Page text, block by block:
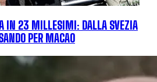
IN 23 MILLESIMI: DALLA SVEZIA
PER MACAO